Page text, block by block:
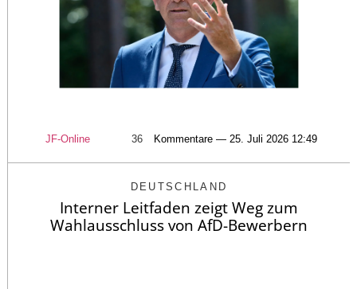
JF-Online 36 Kommentare — 25. Juli 2026 12:49
DEUTSCHLAND
Interner Leitfaden zeigt Weg zum
Wahlausschluss von AfD-Bewerbern